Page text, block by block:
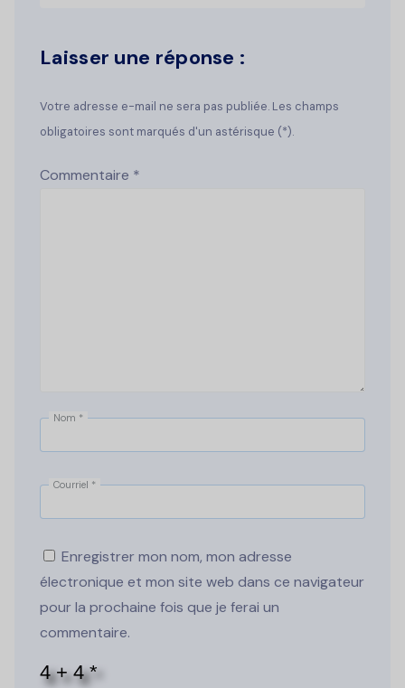
Laisser une réponse :
Votre adresse e-mail ne sera pas publiée. Les champs
obligatoires sont marqués d'un astérisque (*).
Commentaire *
Nom *
Courriel *
Enregistrer mon nom, mon adresse
électronique et mon site web dans ce navigateur
pour la prochaine fois que je ferai un
commentaire.